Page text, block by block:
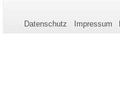
Datenschutz Impressum